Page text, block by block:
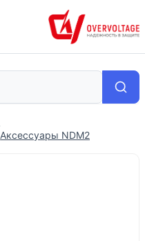
Аксессуары NDM2